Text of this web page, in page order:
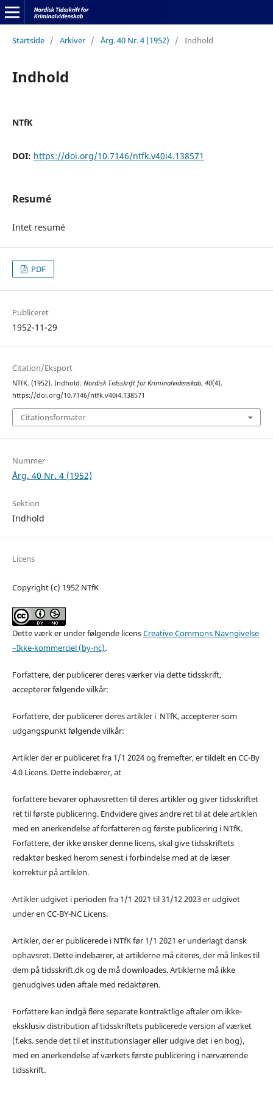
Startside / Arkiver / Årg. 40 Nr. 4 (1952) / Indhold
Indhold
NTfK
DOI: https://doi.org/10.7146/ntfk.v40i4.138571
Resumé
Intet resumé
PDF
Publiceret
1952-11-29
Citation/Eksport
NTfK. (1952). Indhold. Nordisk Tidsskrift for Kriminalvidenskab, 40(4).
https://doi.org/10.7146/ntfk.v40i4.138571
Citationsformater
Nummer
Årg. 40 Nr. 4 (1952)
Sektion
Indhold
Licens
Copyright (c) 1952 NTfK
Dette værk er under følgende licensCreative Commons Navngivelse
–Ikke-kommerciel (by-nc).
Forfattere, der publicerer deres værker via dette tidsskrift,
accepterer følgende vilkår:
Forfattere, der publicerer deres artikler i NTfK, accepterer som
udgangspunkt følgende vilkår:
Artikler der er publiceret fra 1/1 2024 og fremefter, er tildelt en CC-By
4.0 Licens. Dette indebærer, at
forfattere bevarer ophavsretten til deres artikler og giver tidsskriftet
ret til første publicering. Endvidere gives andre ret til at dele artiklen
med en anerkendelse af forfatteren og første publicering i NTfK.
Forfattere, der ikke ønsker denne licens, skal give tidsskriftets
redaktør besked herom senest i forbindelse med at de læser
korrektur på artiklen.
Artikler udgivet i perioden fra 1/1 2021 til 31/12 2023 er udgivet
under en CC-BY-NC Licens.
Artikler, der er publicerede i NTfK før 1/1 2021 er underlagt dansk
ophavsret. Dette indebærer, at artiklerne må citeres, der må linkes til
dem på tidsskrift.dk og de må downloades. Artiklerne må ikke
genudgives uden aftale med redaktøren.
Forfattere kan indgå flere separate kontraktlige aftaler om ikke-
eksklusiv distribution af tidsskriftets publicerede version af værket
(f.eks. sende det til et institutionslager eller udgive det i en bog),
med en anerkendelse af værkets første publicering i nærværende
tidsskrift.